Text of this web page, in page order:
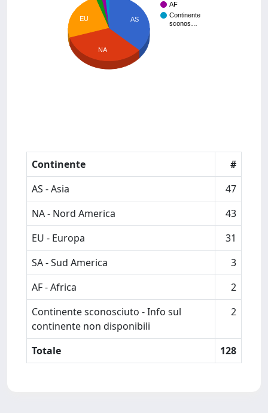
AF
Continente
sconos…
AS
EU
NA
Continente
#
AS - Asia
47
NA - Nord America
43
EU - Europa
31
SA - Sud America
3
AF - Africa
2
Continente sconosciuto - Info sul
continente non disponibili
2
Totale 128